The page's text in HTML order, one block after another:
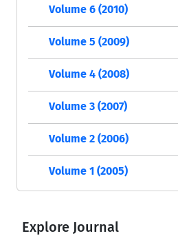
Volume 6 (2010)
Volume 5 (2009)
Volume 4 (2008)
Volume 3 (2007)
Volume 2 (2006)
Volume 1 (2005)
Explore Journal